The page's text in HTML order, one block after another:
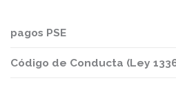
pagos PSE
Código de Conducta (Ley